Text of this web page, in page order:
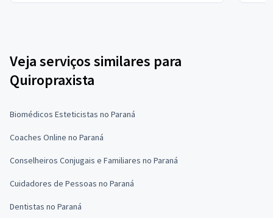
Veja serviços similares para
Quiropraxista
Biomédicos Esteticistas no Paraná
Coaches Online no Paraná
Conselheiros Conjugais e Familiares no Paraná
Cuidadores de Pessoas no Paraná
Dentistas no Paraná